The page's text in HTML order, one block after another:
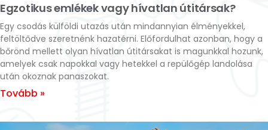
Egzotikus emlékek vagy hívatlan útitársak?
Egy csodás külföldi utazás után mindannyian élményekkel,
feltöltődve szeretnénk hazatérni. Előfordulhat azonban, hogy a
bőrönd mellett olyan hívatlan útitársakat is magunkkal hozunk,
amelyek csak napokkal vagy hetekkel a repülőgép landolása
után okoznak panaszokat.
Tovább »